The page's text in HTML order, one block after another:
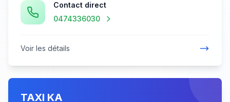
Contact direct
0474336030
Voir les détails
TAXI KA